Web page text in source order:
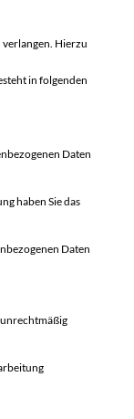
Hierzu
in folgenden
Daten
haben Sie das
Daten